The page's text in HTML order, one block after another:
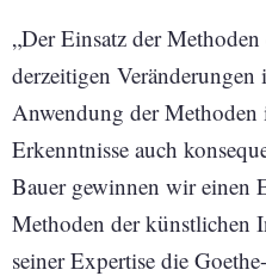
„Der Einsatz der
derzeitigen
Anwendung der Methoden
Erkenntnisse auch
Bauer gewinnen wir einen
Methoden der künstlichen
seiner Expertise die